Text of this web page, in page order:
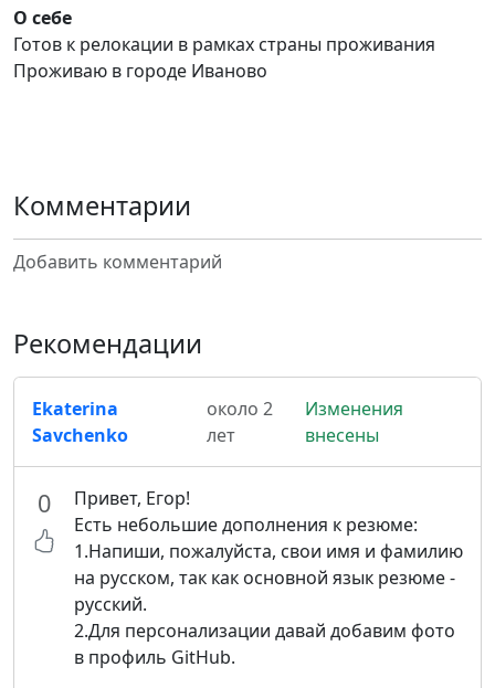
О себе
Готов к релокации в рамках страны проживания
Проживаю в городе Иваново
Комментарии
Добавить комментарий
Рекомендации
Ekaterina
Savchenko
около 2
лет
Изменения
внесены
0
Привет, Егор!
Есть небольшие дополнения к резюме:
1.Напиши, пожалуйста, свои имя и фамилию
на русском, так как основной язык резюме -
русский.
2.Для персонализации давай добавим фото
в профиль GitHub.